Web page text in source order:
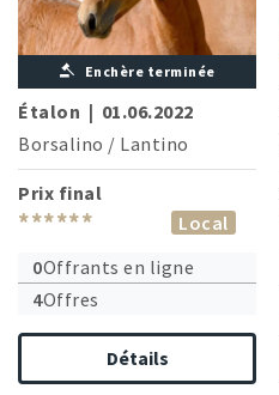
Enchère terminée
Étalon | 01.06.2022
Borsalino / Lantino
Prix final
******
Local
0Offrants en ligne
4Offres
Détails